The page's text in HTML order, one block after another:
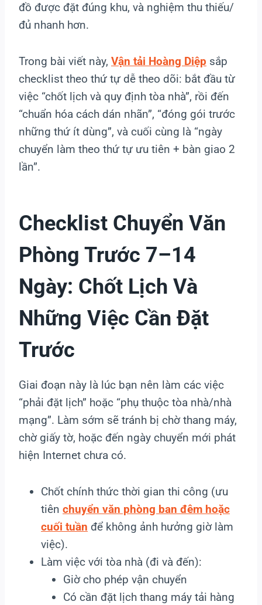
đồ được đặt đúng khu, và nghiệm thu thiếu/
đủ nhanh hơn.
Trong bài viết này, Vận tải Hoàng Diệp sắp
checklist theo thứ tự dễ theo dõi: bắt đầu từ
việc “chốt lịch và quy định tòa nhà”, rồi đến
“chuẩn hóa cách dán nhãn”, “đóng gói trước
những thứ ít dùng”, và cuối cùng là “ngày
chuyển làm theo thứ tự ưu tiên + bàn giao 2
lần”.
Checklist Chuyển Văn
Phòng Trước 7–14
Ngày: Chốt Lịch Và
Những Việc Cần Đặt
Trước
Giai đoạn này là lúc bạn nên làm các việc
“phải đặt lịch” hoặc “phụ thuộc tòa nhà/nhà
mạng”. Làm sớm sẽ tránh bị chờ thang máy,
chờ giấy tờ, hoặc đến ngày chuyển mới phát
hiện Internet chưa có.
Chốt chính thức thời gian thi công (ưu
tiên chuyển văn phòng ban đêm hoặc
cuối tuần để không ảnh hưởng giờ làm
việc).
Làm việc với tòa nhà (đi và đến):
Giờ cho phép vận chuyển
Có cần đặt lịch thang máy tải hàng